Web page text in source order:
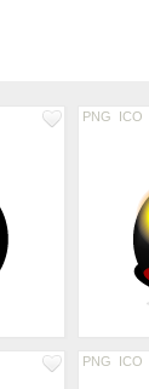
PNG ICO
PNG ICO